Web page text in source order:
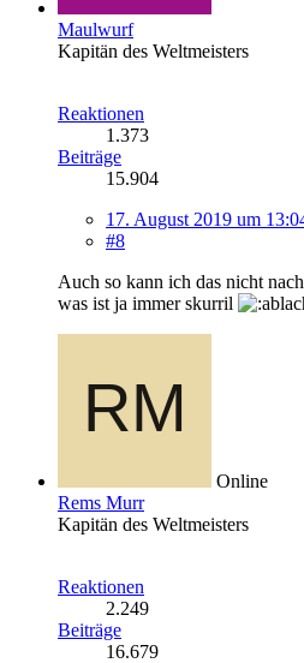
Maulwurf
Kapitän des Weltmeisters
Reaktionen
1.373
Beiträge
15.904
17. August 2019 um
#8
Auch so kann ich das nicht
was ist ja immer skurril
Online
Rems Murr
Kapitän des Weltmeisters
Reaktionen
2.249
Beiträge
16.679